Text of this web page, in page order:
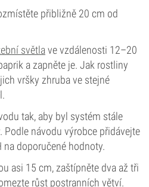
přibližně 20 cm od
světlave vzdálenosti 12–20
a zapněte je. Jak rostliny
vršky zhruba ve stejné
tak, aby byl systém stále
Podle návodu výrobce přidávejte
na doporučené hodnoty.
asi 15 cm, zaštípněte dva až tři
růst postranních větví.